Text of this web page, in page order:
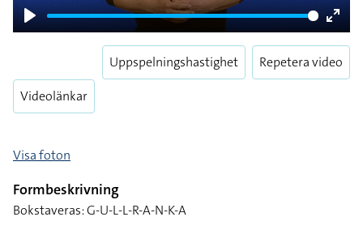
Play
Enter
Videolänkar
Uppspelningshastighet Repetera video
Visa foton
Formbeskrivning
Bokstaveras: G-U-L-L-R-A-N-K-A